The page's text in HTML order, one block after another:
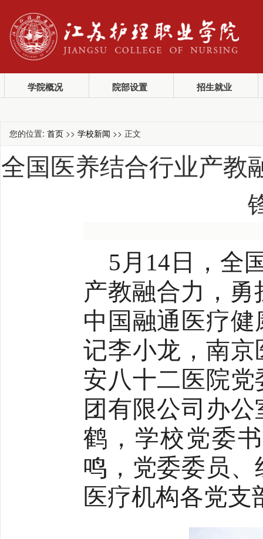
学院概况 院部设置 招生就业
您的位置: 首页 >> 学校新闻 >> 正文
全国医养结合行业产教
5月14日，全
产教融合力，勇
中国融通医疗
记李小龙 ，南
安八十二医院党
团有限公司办
鹤，学校党委
鸣，党委委员
医疗机构各党支